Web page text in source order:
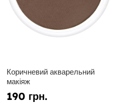
Коричневий акварельний
макіяж
190 грн.